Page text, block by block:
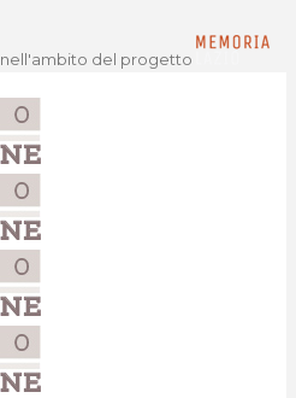
nell'ambito del progetto